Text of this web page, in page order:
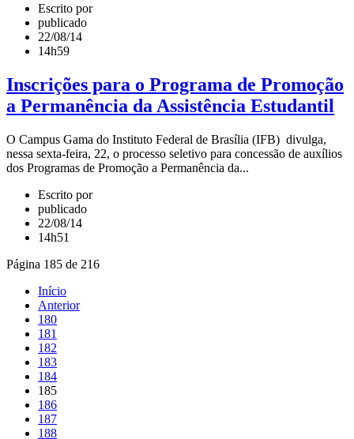
Escrito por
publicado
22/08/14
14h59
Inscrições para o Programa de Promoção
a Permanência da Assistência Estudantil
O Campus Gama do Instituto Federal de Brasília (IFB) divulga,
nessa sexta-feira, 22, o processo seletivo para concessão de auxílios
dos Programas de Promoção a Permanência da...
Escrito por
publicado
22/08/14
14h51
Página 185 de 216
Início
Anterior
180
181
182
183
184
185
186
187
188